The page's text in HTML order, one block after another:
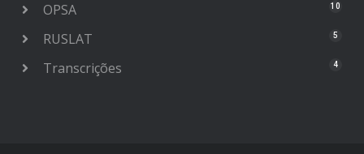
OPSA 10
RUSLAT 5
Transcrições 4